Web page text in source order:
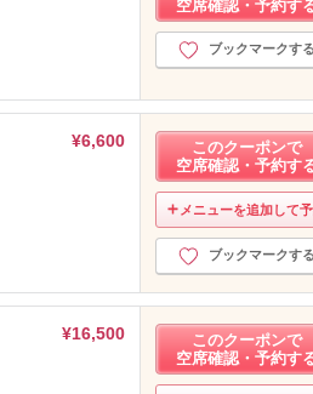
空席確認・予約す
ブックマークする
¥6,600
このクーポンで
空席確認・予約す
メニューを追加して
ブックマークする
¥16,500
このクーポンで
空席確認・予約す